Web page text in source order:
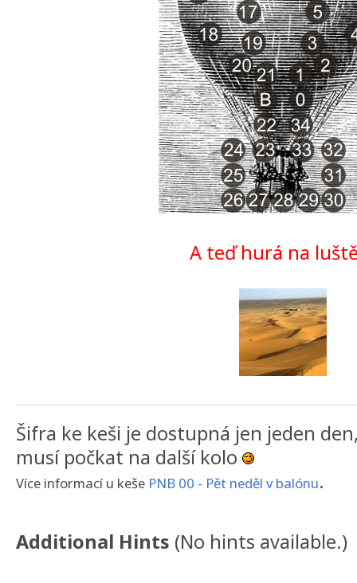
A teď hurá na
Šifra ke keši je dostupná jen jeden
musí počkat na další kolo
Více informací u keše PNB 00 - Pět neděl v balónu.
Additional Hints (No hints available.)